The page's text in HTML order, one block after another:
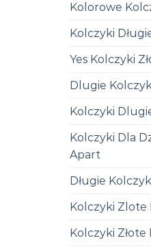
Kolorowe
Kolczyki
Yes Kolczyki
Dlugie
Kolczyki
Kolczyki Dla
Apart
Długie
Kolczyki Zlote
Kolczyki Złote